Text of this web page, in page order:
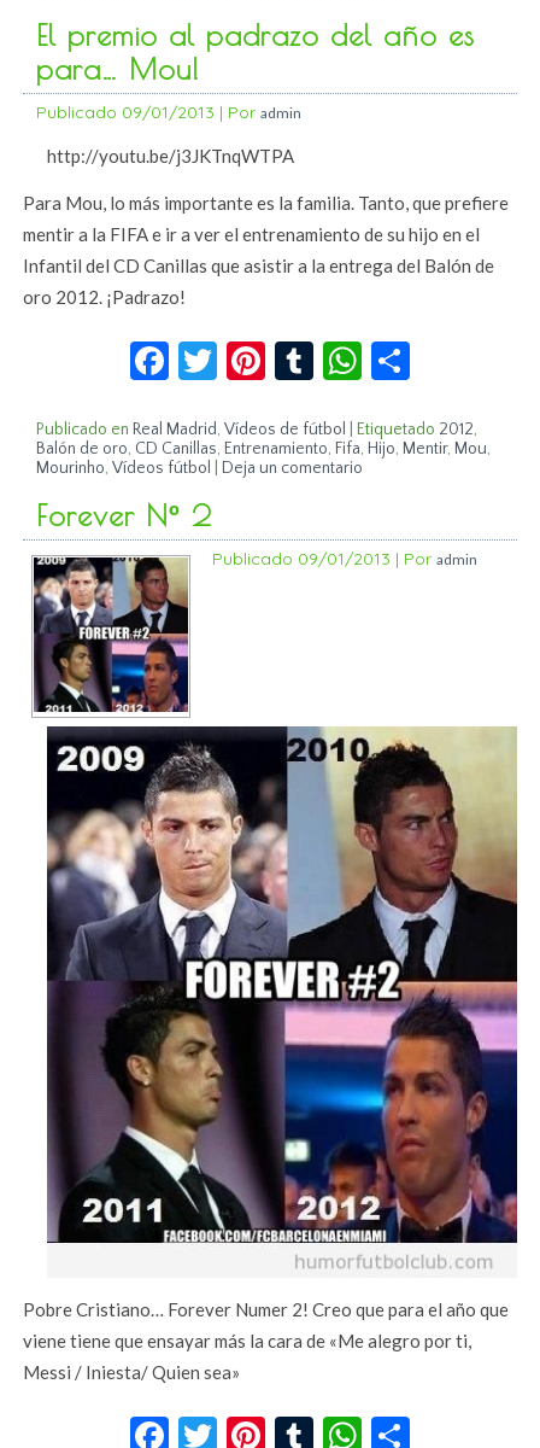
El premio al padrazo del año es
para… Mou!
Publicado 09/01/2013 | Por admin
http://youtu.be/j3JKTnqWTPA
Para Mou, lo más importante es la familia. Tanto, que prefiere
mentir a la FIFA e ir a ver el entrenamiento de su hijo en el
Infantil del CD Canillas que asistir a la entrega del Balón de
oro 2012. ¡Padrazo!
Facebook
Twitter
Pinterest
TumblrWhatsApp
Publicado en Real Madrid,Vídeos de fútbol Etiquetado 2012,
Balón de oro, CD Canillas, Entrenamiento, Fifa, Hijo, Mentir, Mou,
Mourinho,Vídeos fútbol Deja un comentario
Forever Nº 2
Publicado 09/01/2013 | Por admin
Pobre Cristiano… Forever Numer 2! Creo que para el año que
viene tiene que ensayar más la cara de «Me alegro por ti,
Messi / Iniesta/ Quien sea»
Facebook
Twitter
Pinterest
TumblrWhatsApp